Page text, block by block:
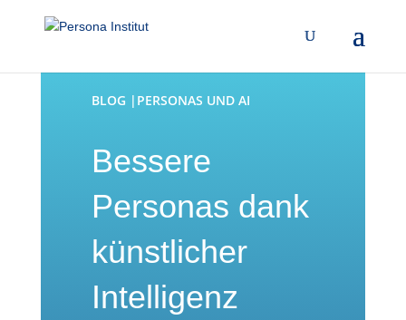
BLOG |PERSONAS UND AI
Bessere
Personas dank
künstlicher
Intelligenz